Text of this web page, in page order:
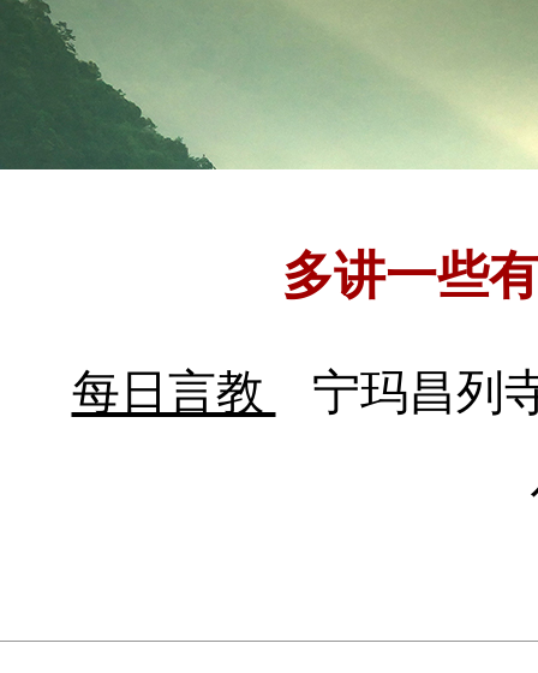
多讲一些
每日言教
宁玛昌列